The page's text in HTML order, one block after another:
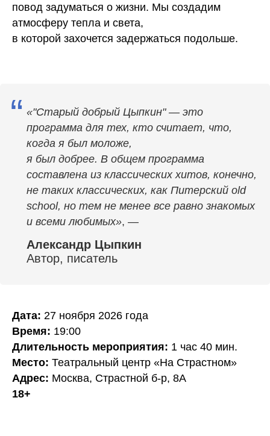
повод задуматься о жизни. Мы создадим
атмосферу тепла и света,
в которой захочется задержаться подольше.
“ «"Старый добрый Цыпкин" — это
программа для тех, кто считает, что,
когда я был моложе,
я был добрее. В общем программа
составлена из классических хитов, конечно,
не таких классических, как Питерский old
school, но тем не менее все равно знакомых
и всеми любимых», —
Александр Цыпкин
Автор, писатель
Дата: 27 ноября 2026 года
Время: 19:00
Длительность мероприятия: 1 час 40 мин.
Место: Театральный центр «На Страстном»
Адрес: Москва, Страстной б-р, 8А
18+